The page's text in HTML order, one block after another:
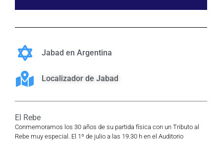
Jabad en Argentina
Localizador de Jabad
El Rebe
Conmemoramos los 30 años de su partida física con un Tributo al
Rebe muy especial. El 1º de julio a las 19.30 h en el Auditorio